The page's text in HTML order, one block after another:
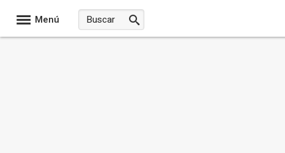
Menú